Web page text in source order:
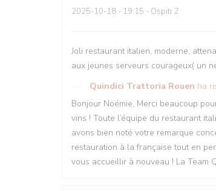
2025-10-18 - 19:15 - Ospiti 2
Joli restaurant italien, moderne,
aux jeunes serveurs courageux( un
Quindici Trattoria Rouen ha
Bonjour Noémie, Merci beaucoup
vins ! Toute l’équipe du restaurant
avons bien noté votre remarque
restauration à la française tout en
vous accueillir à nouveau ! La Team